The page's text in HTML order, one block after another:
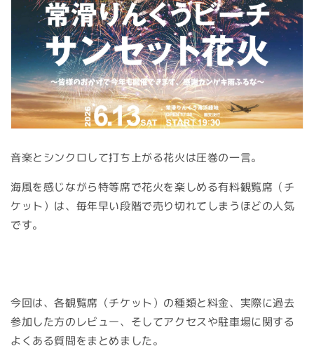
音楽とシンクロして打ち上がる花火は圧巻の一言。
海風を感じながら特等席で花火を楽しめる有料観覧席（チ
ケット）は、毎年早い段階で売り切れてしまうほどの人気
です。
今回は、各観覧席（チケット）の種類と料金、実際に過去
参加した方のレビュー、そしてアクセスや駐車場に関する
よくある質問をまとめました。